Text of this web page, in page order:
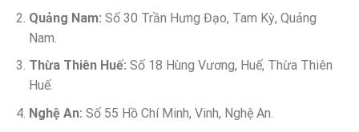
Quảng Nam: Số 30 Trần Hưng Đạo, Tam Kỳ, Quảng
Nam.
Thừa Thiên Huế: Số 18 Hùng Vương, Huế, Thừa Thiên
Huế.
Nghệ An: Số 55 Hồ Chí Minh, Vinh, Nghệ An.